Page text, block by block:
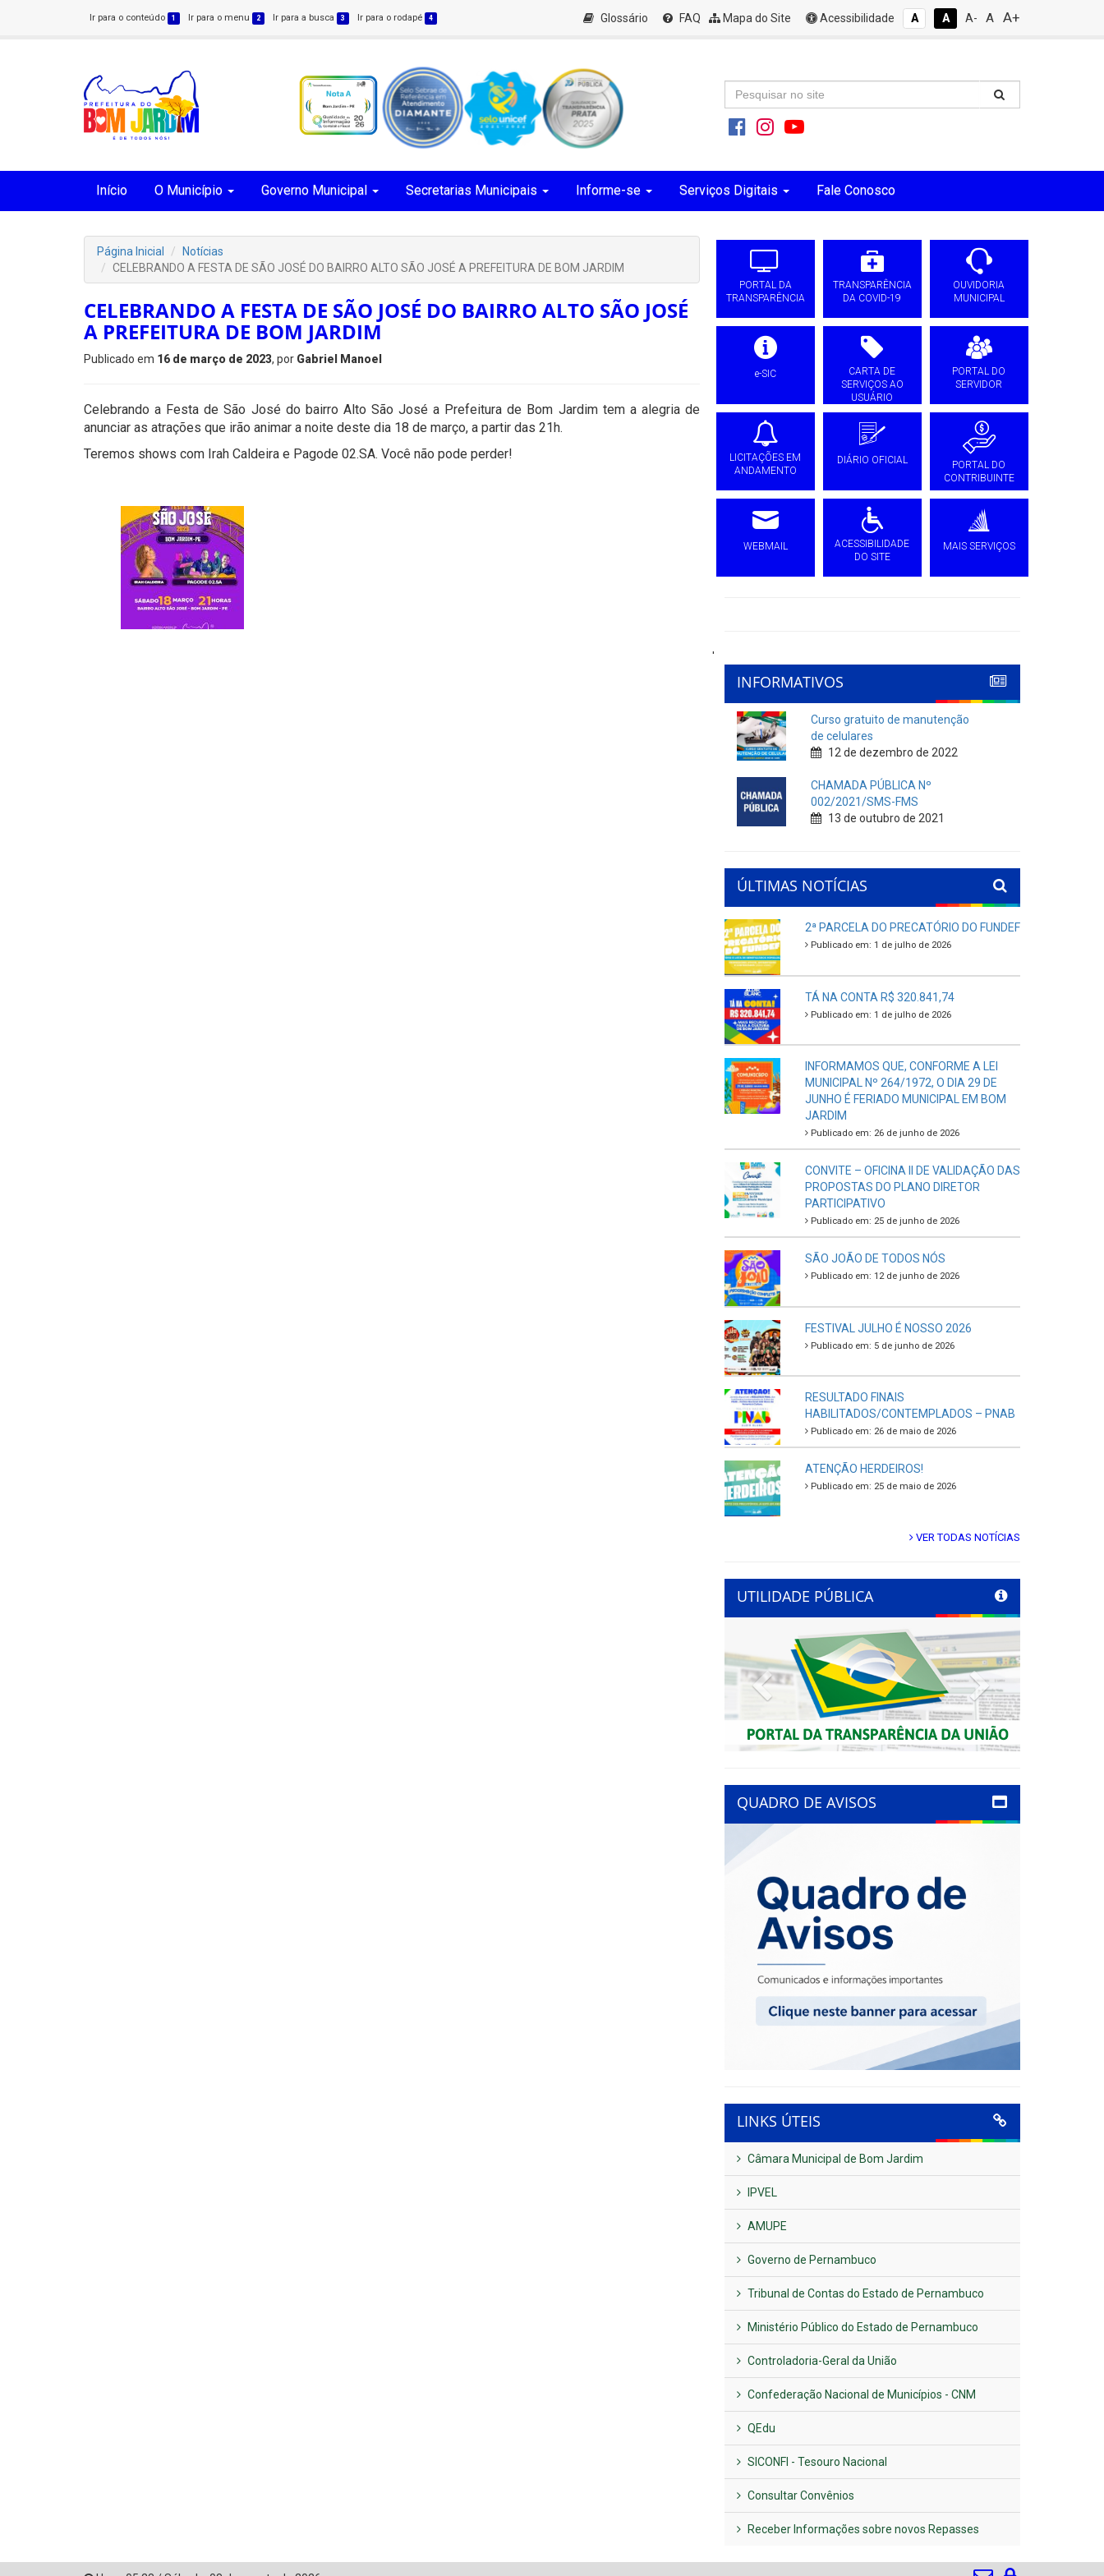
Ir para o conteúdo 1 Ir para o menu 2 Ir para a busca 3 Ir para o rodapé 4 Glossário FAQ Mapa do Site Acessibilidade A A A- A A+
Início O Município Governo Municipal Secretarias Municipais Informe-se Serviços Digitais Fale Conosco
Página Inicial
Notícias
CELEBRANDO A FESTA DE SÃO JOSÉ DO BAIRRO ALTO SÃO JOSÉ A PREFEITURA DE BOM JARDIM
CELEBRANDO A FESTA DE SÃO JOSÉ DO BAIRRO ALTO SÃO JOSÉ
A PREFEITURA DE BOM JARDIM
Publicado em 16 de março de 2023, por Gabriel Manoel
Celebrando a Festa de São José do bairro Alto São José a Prefeitura de Bom Jardim tem a alegria de
anunciar as atrações que irão animar a noite deste dia 18 de março, a partir das 21h.
Teremos shows com Irah Caldeira e Pagode 02.SA. Você não pode perder!
PORTAL DA
TRANSPARÊNCIA
TRANSPARÊNCIA
DA COVID-19
OUVIDORIA
MUNICIPAL
e-SIC
CARTA DE
SERVIÇOS AO
USUÁRIO
PORTAL DO
SERVIDOR
LICITAÇÕES EM
ANDAMENTO
DIÁRIO OFICIAL
PORTAL DO
CONTRIBUINTE
WEBMAIL
ACESSIBILIDADE
DO SITE
MAIS SERVIÇOS
'
INFORMATIVOS
Curso gratuito de manutenção
de celulares
12 de dezembro de 2022
CHAMADA PÚBLICA Nº
002/2021/SMS-FMS
13 de outubro de 2021
ÚLTIMAS NOTÍCIAS
2ª PARCELA DO PRECATÓRIO DO FUNDEF
Publicado em: 1 de julho de 2026
TÁ NA CONTA R$ 320.841,74
Publicado em: 1 de julho de 2026
INFORMAMOS QUE, CONFORME A LEI
MUNICIPAL Nº 264/1972, O DIA 29 DE
JUNHO É FERIADO MUNICIPAL EM BOM
JARDIM
Publicado em: 26 de junho de 2026
CONVITE – OFICINA II DE VALIDAÇÃO DAS
PROPOSTAS DO PLANO DIRETOR
PARTICIPATIVO
Publicado em: 25 de junho de 2026
SÃO JOÃO DE TODOS NÓS
Publicado em: 12 de junho de 2026
FESTIVAL JULHO É NOSSO 2026
Publicado em: 5 de junho de 2026
RESULTADO FINAIS
HABILITADOS/CONTEMPLADOS – PNAB
Publicado em: 26 de maio de 2026
ATENÇÃO HERDEIROS!
Publicado em: 25 de maio de 2026
VER TODAS NOTÍCIAS
UTILIDADE PÚBLICA
Previous Next
QUADRO DE AVISOS
LINKS ÚTEIS
Câmara Municipal de Bom Jardim
IPVEL
AMUPE
Governo de Pernambuco
Tribunal de Contas do Estado de Pernambuco
Ministério Público do Estado de Pernambuco
Controladoria-Geral da União
Confederação Nacional de Municípios - CNM
QEdu
SICONFI - Tesouro Nacional
Consultar Convênios
Receber Informações sobre novos Repasses